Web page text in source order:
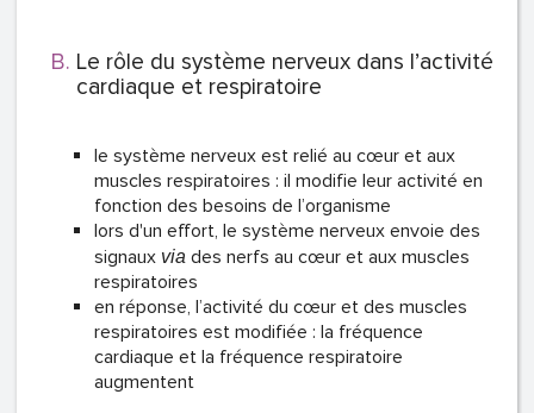
Le rôle du système nerveux dans l’activité
cardiaque et respiratoire
le système nerveux est relié au cœur et aux
muscles respiratoires : il modifie leur activité en
fonction des besoins de l’organisme
lors d'un effort, le système nerveux envoie des
signaux via des nerfs au cœur et aux muscles
respiratoires
en réponse, l’activité du cœur et des muscles
respiratoires est modifiée : la fréquence
cardiaque et la fréquence respiratoire
augmentent